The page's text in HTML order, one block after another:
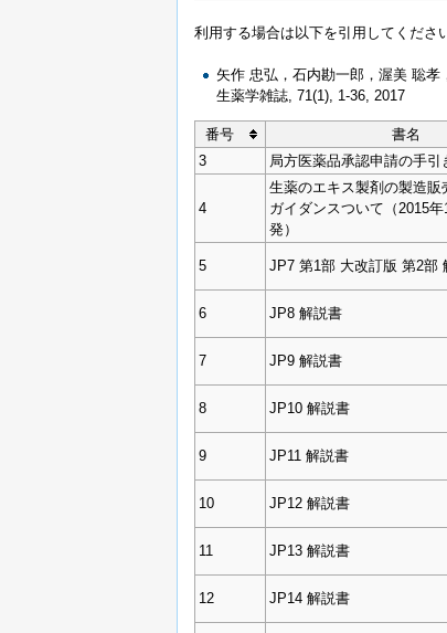
利用する場合は以下を引用してくださ
矢作 忠弘，石内勘一郎，渥美 聡
生薬学雑誌, 71(1), 1-36, 2017
番号 書名
3
局方医薬品承認申請の手引
4
生薬のエキス製剤の製造販
ガイダンスついて（2015
発）
5 JP7 第1部 大改訂版 第2部
6 JP8 解説書
7 JP9 解説書
8 JP10 解説書
9 JP11 解説書
10 JP12 解説書
11 JP13 解説書
12 JP14 解説書